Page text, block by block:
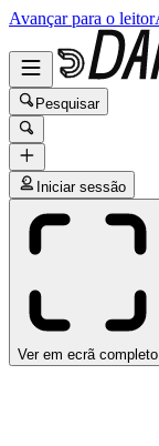
Avançar para o leitor
Pesquisar
Iniciar sessão
Ver em ecrã completo